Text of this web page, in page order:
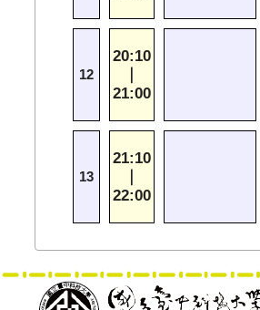
12
20:10
21:00
13
21:10
22:00